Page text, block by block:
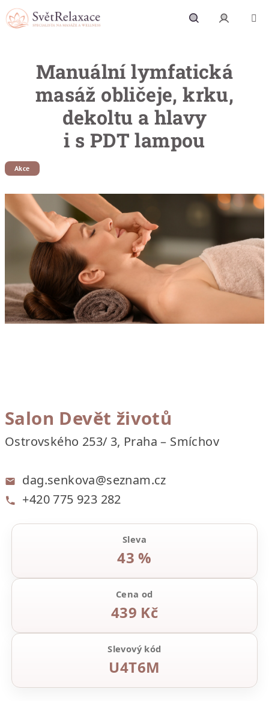
Salon Devět životů
Ostrovského 253/ 3, Praha – Smíchov
dag.senkova@seznam.cz
+420 775 923 282
Sleva
43 %
Cena od
439 Kč
Slevový kód
U4T6M
Manuální lymfatická
masáž obličeje, krku,
dekoltu a hlavy
i s PDT lampou
Akce